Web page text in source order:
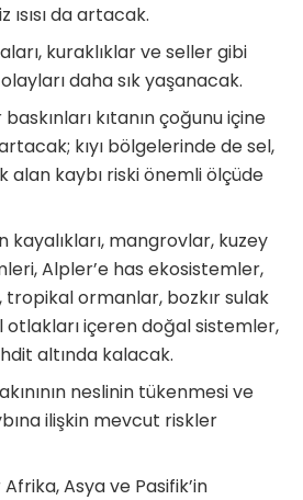
ısısı da artacak.
kuraklıklar ve seller gibi
daha sık yaşanacak.
kıtanın çoğunu içine
kıyı bölgelerinde de sel,
alan kaybı riski önemli ölçüde
kayalıkları, mangrovlar, kuzey
Alpler’e has ekosistemler,
ormanlar, bozkır sulak
otlakları içeren doğal sistemler,
altında kalacak.
neslinin tükenmesi ve
ilişkin mevcut riskler
Asya ve Pasifik’in